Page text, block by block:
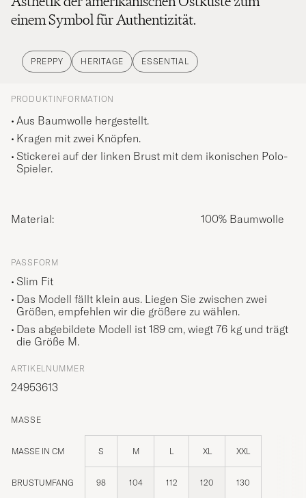
einem Symbol für Authentizität.
PREPPY HERITAGE ESSENTIAL
PRODUKTINFORMATION
Aus Baumwolle hergestellt.
Kragen mit zwei Knöpfen.
Stickerei auf der linken Brust mit dem ikonischen Polo-
Spieler.
Material: 100% Baumwolle
PASSFORM
Slim Fit
Das Modell fällt klein aus. Liegen Sie zwischen zwei
Größen, empfehlen wir die größere zu wählen.
Das abgebildete Modell ist 189 cm, wiegt 76 kg und trägt
die Größe M.
ARTIKELNUMMER
24953613
MASSE
MASSE IN CM S M L XL XXL
BRUSTUMFANG 98 104 112 120 130